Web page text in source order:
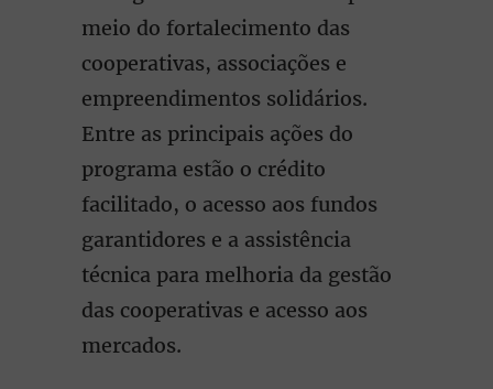
meio do fortalecimento das
cooperativas, associações e
empreendimentos solidários.
Entre as principais ações do
programa estão o crédito
facilitado, o acesso aos fundos
garantidores e a assistência
técnica para melhoria da gestão
das cooperativas e acesso aos
mercados.